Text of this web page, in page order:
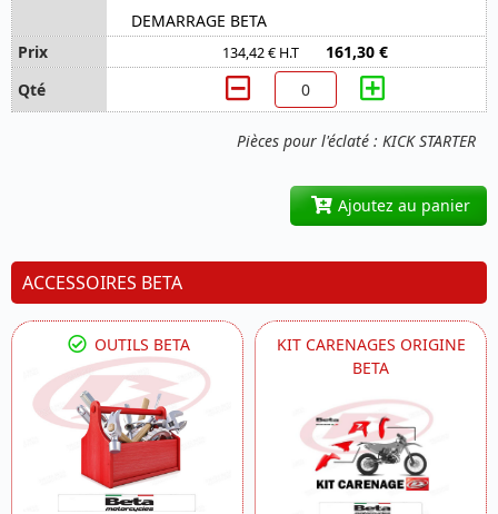
Pièces pour l'éclaté : KICK STARTER
DEMARRAGE BETA
134,42 € H.T 161,30 €
Ajoutez au panier
ACCESSOIRES BETA
OUTILS BETA
KIT CARENAGES ORIGINE
BETA